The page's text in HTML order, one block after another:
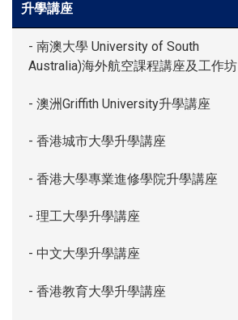
升學講座
- 南澳大學 University of South
Australia)海外航空課程講座及工作坊
- 澳洲Griffith University升學講座
- 香港城市大學升學講座
- 香港大學專業進修學院升學講座
- 理工大學升學講座
- 中文大學升學講座
- 香港教育大學升學講座